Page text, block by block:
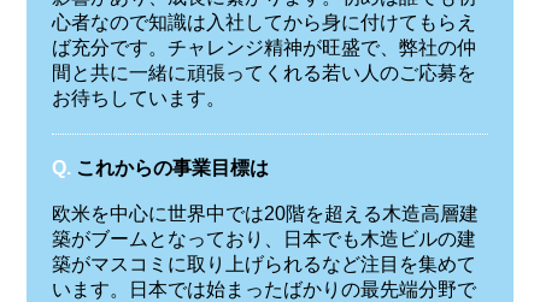
心者なので知識は入社してから身に付けてもらえ
ば充分です。チャレンジ精神が旺盛で、弊社の仲
間と共に一緒に頑張ってくれる若い人のご応募を
お待ちしています。
Q. これからの事業目標は
欧米を中心に世界中では20階を超える木造高層建
築がブームとなっており、日本でも木造ビルの建
築がマスコミに取り上げられるなど注目を集めて
います。日本では始まったばかりの最先端分野で